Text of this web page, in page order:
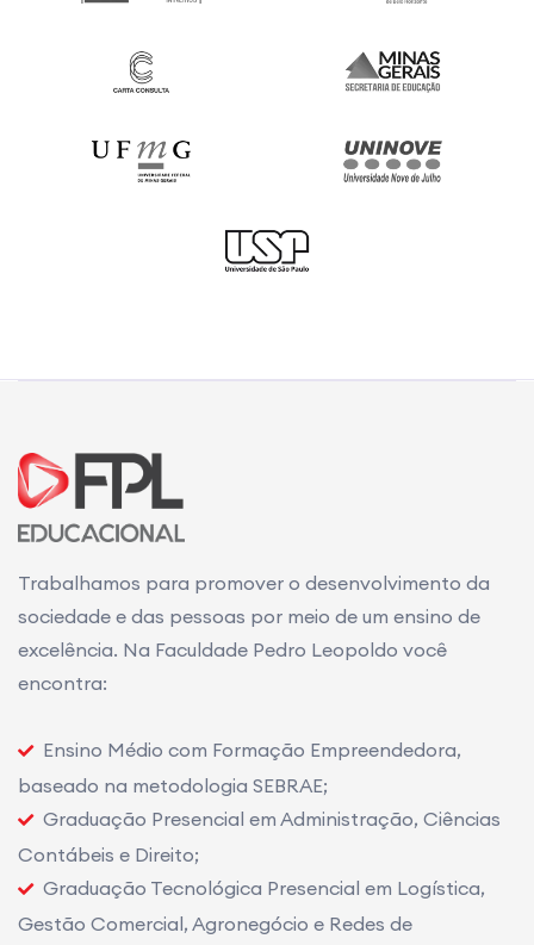
Trabalhamos para promover o desenvolvimento da
sociedade e das pessoas por meio de um ensino de
excelência. Na Faculdade Pedro Leopoldo você
encontra:
Ensino Médio com Formação Empreendedora,
baseado na metodologia SEBRAE;
Graduação Presencial em Administração, Ciências
Contábeis e Direito;
Graduação Tecnológica Presencial em Logística,
Gestão Comercial, Agronegócio e Redes de